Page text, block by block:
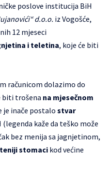
poslove institucija BiH
d.o.o. iz Vogošće,
12 mjeseci
i teletina, koje će biti
računicom dolazimo do
biti trošena na mjesečnom
je inače postalo stvar
kaže da teško može
bez menija sa jagnjetinom,
stomaci kod većine